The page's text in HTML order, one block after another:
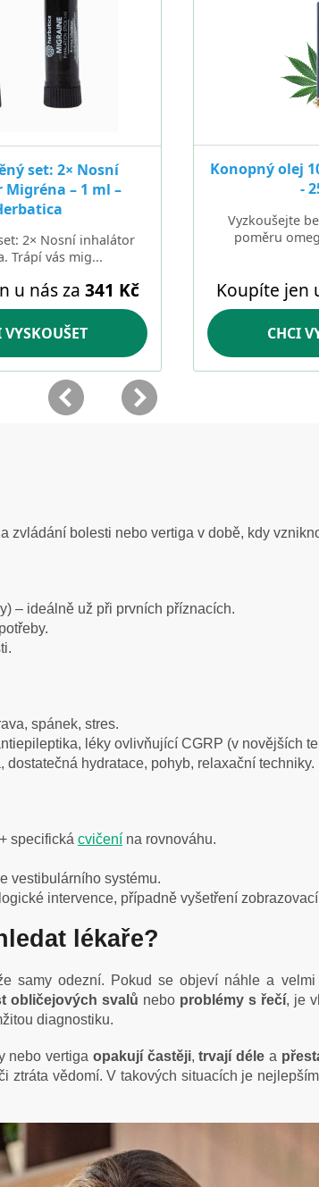
zvládání bolesti nebo vertiga v době, kdy
– ideálně už při prvních příznacích.
spánek, stres.
léky ovlivňující CGRP (v novějších
hydratace, pohyb, relaxační techniky.
specifická cvičení na rovnováhu.
vestibulárního systému.
intervence, případně vyšetření
lékaře?
samy odezní. Pokud se objeví náhle a
obličejových svalů nebo problémy s řečí, je
diagnostiku.
nebo vertiga opakují častěji,trvají déle a
ztráta vědomí. V takových situacích je